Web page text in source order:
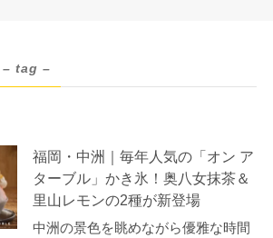
– tag –
福岡・中洲｜毎年人気の「オン ア
ターブル」かき氷！奥八女抹茶＆
里山レモンの2種が新登場
中洲の景色を眺めながら優雅な時間